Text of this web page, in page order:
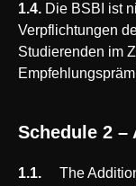
1.4. Die BSBI ist
Verpflichtungen
Studierenden im
Schedule 2 –
1.1. The